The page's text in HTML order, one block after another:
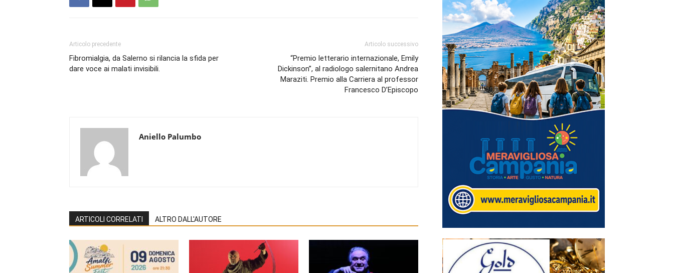
Articolo precedente
Fibromialgia, da Salerno si rilancia la sfida per
dare voce ai malati invisibili.
Articolo successivo
“Premio letterario internazionale, Emily
Dickinson”, al radiologo salernitano Andrea
Maraziti. Premio alla Carriera al professor
Francesco D’Episcopo
Aniello Palumbo
ARTICOLI CORRELATI ALTRO DALL'AUTORE